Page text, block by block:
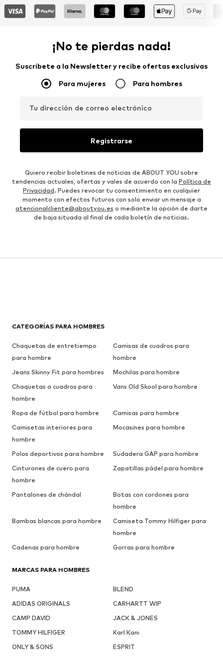
¡No te pierdas nada!
Suscríbete a la Newsletter y recibe ofertas exclusivas
Para mujeres Para hombres
Tu dirección de correo electrónico
Registrarse
Quiero recibir boletines de noticias de ABOUT YOU sobre
tendencias actuales, ofertas y vales de acuerdo con la Política de
Privacidad. Puedes revocar tu consentimiento en cualquier
momento con efectos futuros con solo enviar un mensaje a
atencionalcliente@aboutyou.es o mediante la opción de darte
de baja situada al final de cada boletín de noticias.
CATEGORÍAS PARA HOMBRES
Chaquetas de entretiempo
para hombre
Camisas de cuadros para
hombre
Jeans Skinny Fit para hombres
Mochilas para hombre
Chaquetas a cuadros para
hombre
Vans Old Skool para hombre
Ropa de fútbol para hombre
Camisas para hombre
Camisetas interiores para
hombre
Mocasines para hombre
Polos deportivos para hombre
Sudadera GAP para hombre
Cinturones de cuero para
hombre
Zapatillas pádel para hombre
Pantalones de chándal
Botas con cordones para
hombre
Bambas blancas para hombre
Camiseta Tommy Hilfiger para
hombre
Cadenas para hombre
Gorras para hombre
MARCAS PARA HOMBRES
PUMA
BLEND
ADIDAS ORIGINALS
CARHARTT WIP
CAMP DAVID
JACK & JONES
TOMMY HILFIGER
Karl Kani
ONLY & SONS
ESPRIT